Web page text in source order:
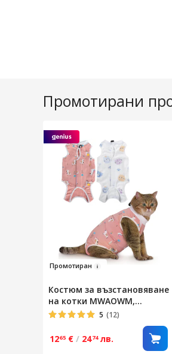
Промотирани
Промотиран
Костюм за възстановяване
на котки MWAOWM,
комплект от 2 бр., дишащ
материал, размер L, за
след операция, коремни
5 (12)
1265 € / 2474 лв.